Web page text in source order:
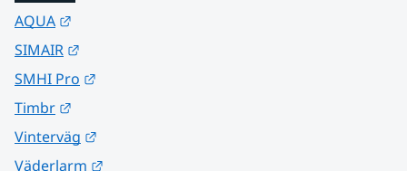
AQUA
SIMAIR
SMHI Pro
Timbr
Vinterväg
Väderlarm